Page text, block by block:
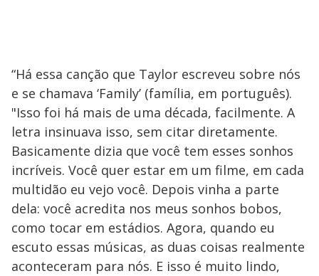
“Há essa canção que Taylor escreveu sobre nós
e se chamava ‘Family’ (família, em português).
"Isso foi há mais de uma década, facilmente. A
letra insinuava isso, sem citar diretamente.
Basicamente dizia que você tem esses sonhos
incríveis. Você quer estar em um filme, em cada
multidão eu vejo você. Depois vinha a parte
dela: você acredita nos meus sonhos bobos,
como tocar em estádios. Agora, quando eu
escuto essas músicas, as duas coisas realmente
aconteceram para nós. E isso é muito lindo,